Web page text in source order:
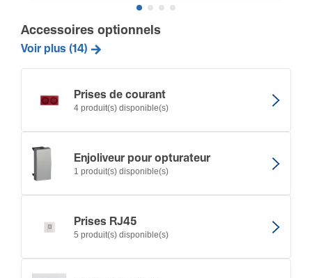
Accessoires optionnels
Voir plus (14)
Prises de courant
4 produit(s) disponible(s)
Enjo­li­veur pour optu­ra­teur
1 produit(s) disponible(s)
Prises RJ45
5 produit(s) disponible(s)